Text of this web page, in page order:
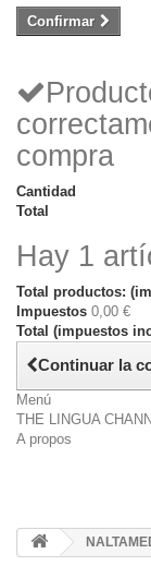
Confirmar
compra
Cantidad
Total
Hay 1
Total productos:
Impuestos 0,00 €
Total (impuestos
Continuar la
Menú
THE LINGUA
A propos